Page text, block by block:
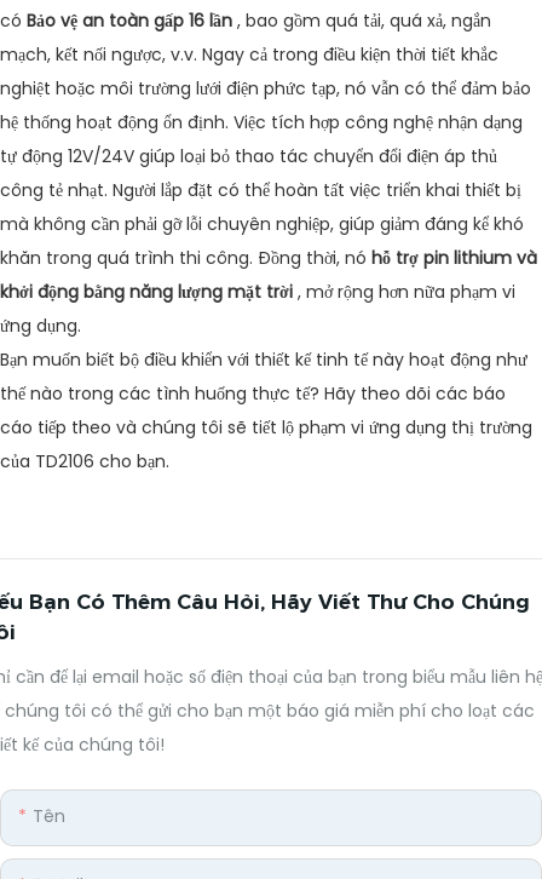
có Bảo vệ an toàn gấp 16 lần , bao gồm quá tải, quá xả, ngắn
mạch, kết nối ngược, v.v. Ngay cả trong điều kiện thời tiết khắc
nghiệt hoặc môi trường lưới điện phức tạp, nó vẫn có thể đảm bảo
hệ thống hoạt động ổn định. Việc tích hợp công nghệ nhận dạng
tự động 12V/24V giúp loại bỏ thao tác chuyển đổi điện áp thủ
công tẻ nhạt. Người lắp đặt có thể hoàn tất việc triển khai thiết bị
mà không cần phải gỡ lỗi chuyên nghiệp, giúp giảm đáng kể khó
khăn trong quá trình thi công. Đồng thời, nó hỗ trợ pin lithium và
khởi động bằng năng lượng mặt trời , mở rộng hơn nữa phạm vi
ứng dụng.
Bạn muốn biết bộ điều khiển với thiết kế tinh tế này hoạt động như
thế nào trong các tình huống thực tế? Hãy theo dõi các báo
cáo tiếp theo và chúng tôi sẽ tiết lộ phạm vi ứng dụng thị trường
của TD2106 cho bạn.
Bạn Có Thêm Câu Hỏi, Hãy Viết Thư Cho Chúng
cần để lại email hoặc số điện thoại của bạn trong biểu mẫu liên hệ
chúng tôi có thể gửi cho bạn một báo giá miễn phí cho loạt các
kế của chúng tôi!
Tên